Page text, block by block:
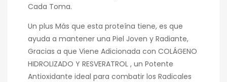
Cada Toma.
Un plus Más que esta proteína tiene, es que
ayuda a mantener una Piel Joven y Radiante,
Gracias a que Viene Adicionada con COLÁGENO
HIDROLIZADO Y RESVERATROL , un Potente
Antioxidante ideal para combatir los Radicales